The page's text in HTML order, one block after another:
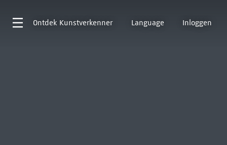
Ontdek Kunstverkenner Language Inloggen